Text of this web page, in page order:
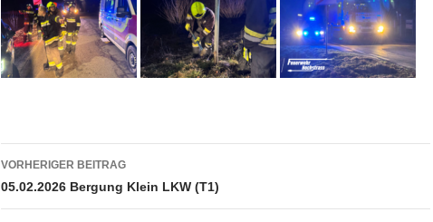
Beitragsnavigation
VORHERIGER BEITRAG
05.02.2026 Bergung Klein LKW (T1)